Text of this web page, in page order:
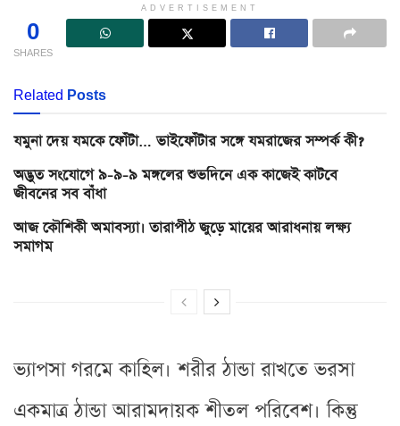
ADVERTISEMENT
0
SHARES
Related Posts
যমুনা দেয় যমকে ফোঁটা… ভাইফোঁটার সঙ্গে যমরাজের সম্পর্ক কী?
অদ্ভুত সংযোগে ৯-৯-৯ মঙ্গলের শুভদিনে এক কাজেই কাটবে
জীবনের সব বাঁধা
আজ কৌশিকী অমাবস্যা। তারাপীঠ জুড়ে মায়ের আরাধনায় লক্ষ্য
সমাগম
ভ্যাপসা গরমে কাহিল। শরীর ঠান্ডা রাখতে ভরসা
একমাত্র ঠান্ডা আরামদায়ক শীতল পরিবেশ। কিন্তু